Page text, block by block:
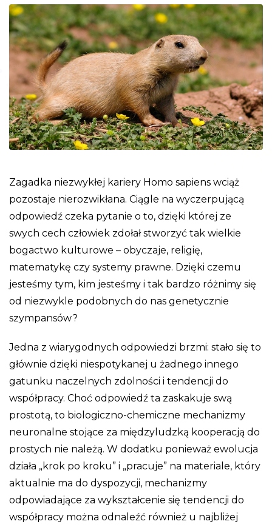
Zagadka niezwykłej kariery Homo sapiens wciąż
pozostaje nierozwikłana. Ciągle na wyczerpującą
odpowiedź czeka pytanie o to, dzięki której ze
swych cech człowiek zdołał stworzyć tak wielkie
bogactwo kulturowe – obyczaje, religię,
matematykę czy systemy prawne. Dzięki czemu
jesteśmy tym, kim jesteśmy i tak bardzo różnimy się
od niezwykle podobnych do nas genetycznie
szympansów?
Jedna z wiarygodnych odpowiedzi brzmi: stało się to
głównie dzięki niespotykanej u żadnego innego
gatunku naczelnych zdolności i tendencji do
współpracy. Choć odpowiedź ta zaskakuje swą
prostotą, to biologiczno-chemiczne mechanizmy
neuronalne stojące za międzyludzką kooperacją do
prostych nie należą. W dodatku ponieważ ewolucja
działa „krok po kroku” i „pracuje” na materiale, który
aktualnie ma do dyspozycji, mechanizmy
odpowiadające za wykształcenie się tendencji do
współpracy można odnaleźć również u najbliżej